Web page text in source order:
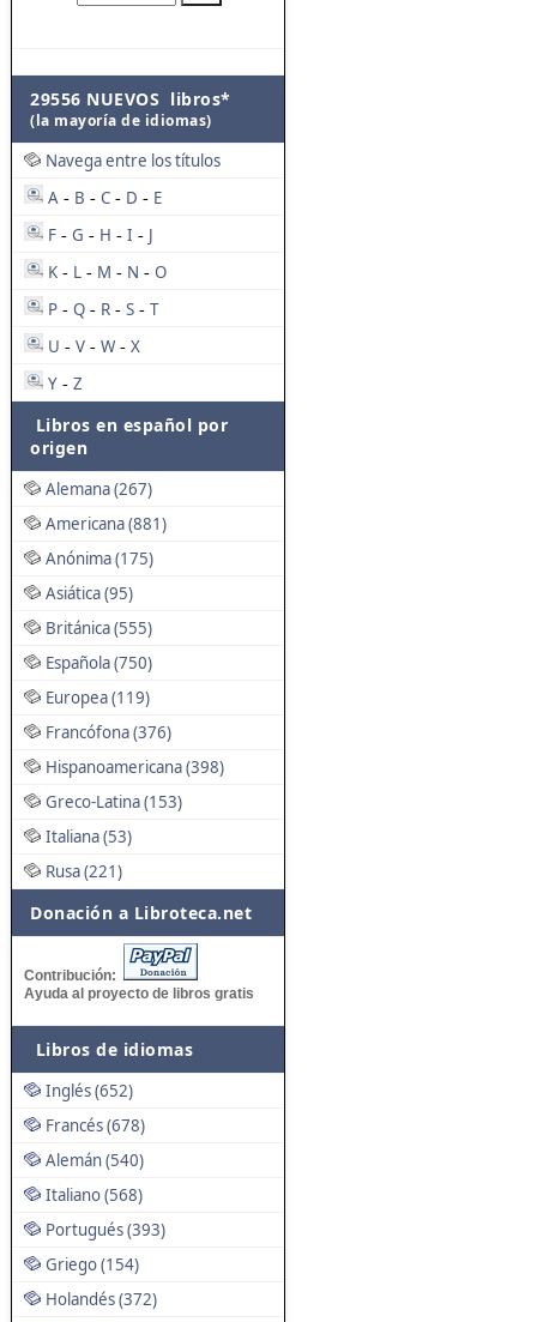
29556 NUEVOS libros*
(la mayoría de idiomas)
Navega entre los títulos
A - B - C - D - E
F - G - H - I - J
K - L - M - N - O
P - Q - R - S - T
U - V - W - X
Y - Z
Libros en español por
origen
Alemana (267)
Americana (881)
Anónima (175)
Asiática (95)
Británica (555)
Española (750)
Europea (119)
Francófona (376)
Hispanoamericana (398)
Greco-Latina (153)
Italiana (53)
Rusa (221)
Donación a Libroteca.net
Contribución:
Ayuda al proyecto de libros gratis
Libros de idiomas
Inglés (652)
Francés (678)
Alemán (540)
Italiano (568)
Portugués (393)
Griego (154)
Holandés (372)